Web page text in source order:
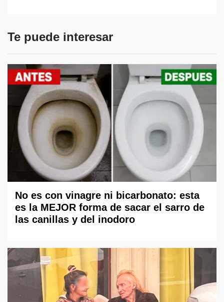
Te puede interesar
No es con vinagre ni bicarbonato: esta
es la MEJOR forma de sacar el sarro de
las canillas y del inodoro